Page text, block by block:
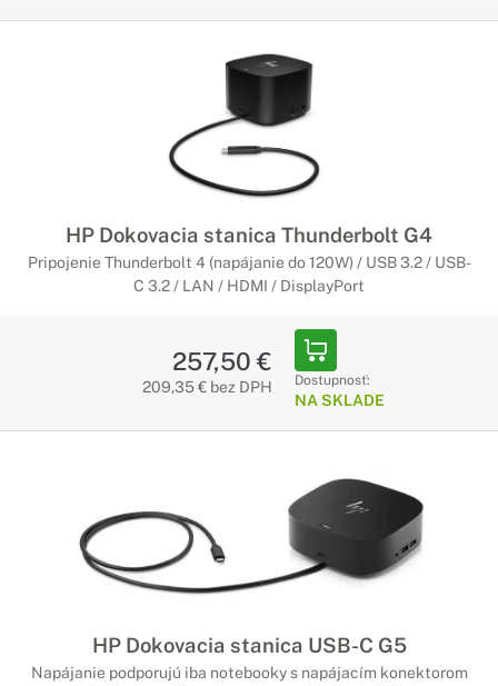
HP Dokovacia stanica Thunderbolt G4
Pripojenie Thunderbolt 4 (napájanie do 120W) / USB 3.2 / USB-
C 3.2 / LAN / HDMI / DisplayPort
257,50 €
209,35 € bez DPH Dostupnosť:
NA SKLADE
HP Dokovacia stanica USB-C G5
Napájanie podporujú iba notebooky s napájacím konektorom